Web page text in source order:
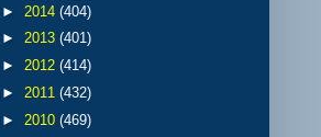
► 2014 (404)
► 2013 (401)
► 2012 (414)
► 2011 (432)
► 2010 (469)